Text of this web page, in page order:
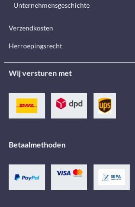
Unternehmensgeschichte
Verzendkosten
Herroepingsrecht
Wij versturen met
Betaalmethoden